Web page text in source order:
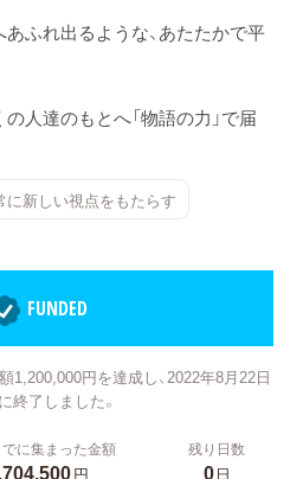
あふれ出るような、あたたかで平
人達のもとへ「物語の力」で届
に新しい視点をもたらす
FUNDED
1,200,000円を達成し、2022年8月22日
終了しました。
に集まった金額
円
残り日数
0日